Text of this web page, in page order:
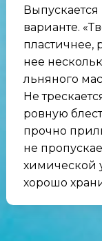
варианте.
пластичнее,
нее
льняного
Не
ровную
прочно
не
химической
хорошо